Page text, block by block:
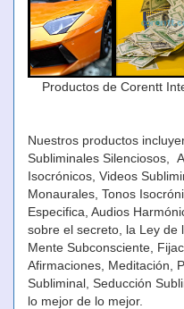
Productos de Corentt
Nuestros productos
Subliminales Silenciosos,
Isocrónicos, Videos
Monaurales, Tonos
Especifica, Audios
sobre el secreto, la Ley de
Mente Subconsciente,
Afirmaciones, Meditación,
Subliminal, Seducción
lo mejor de lo mejor.